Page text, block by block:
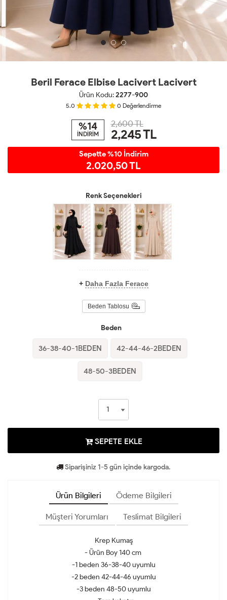
Beril Ferace Elbise Lacivert Lacivert
Ürün Kodu:2277-900
5.0 0 Değerlendirme
%14
İNDİRİM
2,600 TL
2,245TL
Sepette %10 İndirim
2.020,50 TL
Renk Seçenekleri
+ Daha Fazla Ferace
Beden Tablosu
Beden
36-38-40-1BEDEN 42-44-46-2BEDEN
48-50-3BEDEN
SEPETE EKLE
Siparişiniz 1-5 gün içinde kargoda.
Ürün Bilgileri Ödeme Bilgileri
Müşteri Yorumları Teslimat Bilgileri
Krep Kumaş
- Ürün Boy 140 cm
-1 beden 36-38-40 uyumlu
-2 beden 42-44-46 uyumlu
-3 beden 48-50 uyumlu